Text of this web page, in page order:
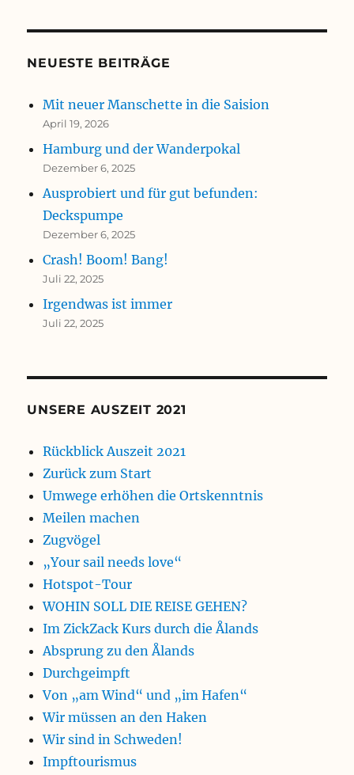
NEUESTE BEITRÄGE
Mit neuer Manschette in die Saision
April 19, 2026
Hamburg und der Wanderpokal
Dezember 6, 2025
Ausprobiert und für gut befunden:
Deckspumpe
Dezember 6, 2025
Crash! Boom! Bang!
Juli 22, 2025
Irgendwas ist immer
Juli 22, 2025
UNSERE AUSZEIT 2021
Rückblick Auszeit 2021
Zurück zum Start
Umwege erhöhen die Ortskenntnis
Meilen machen
Zugvögel
„Your sail needs love“
Hotspot-Tour
WOHIN SOLL DIE REISE GEHEN?
Im ZickZack Kurs durch die Ålands
Absprung zu den Ålands
Durchgeimpft
Von „am Wind“ und „im Hafen“
Wir müssen an den Haken
Wir sind in Schweden!
Impftourismus